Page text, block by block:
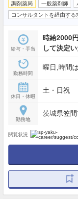
調剤薬局 一般薬剤師
コンサルタントを経由する
給与・手当
時給2000
して決定
勤務時間
曜日,時間
休日・休暇
土・日祝
勤務地
茨城県笠
閲覧状況